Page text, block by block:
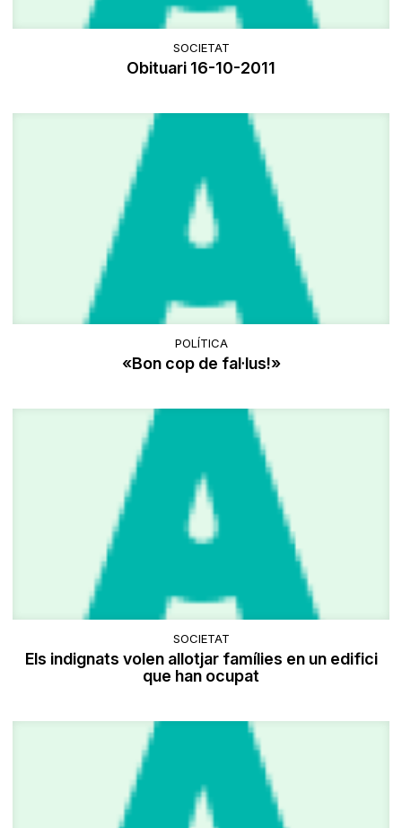
SOCIETAT
Obituari 16-10-2011
POLÍTICA
«Bon cop de fal·lus!»
SOCIETAT
Els indignats volen allotjar famílies en un edifici
que han ocupat